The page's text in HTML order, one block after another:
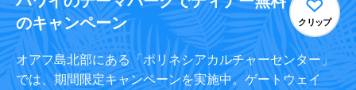
のキャンペーン
クリップ
オアフ島北部にある「ポリネシアカルチャーセンター」
では、期間限定キャンペーンを実施中。ゲートウェイ